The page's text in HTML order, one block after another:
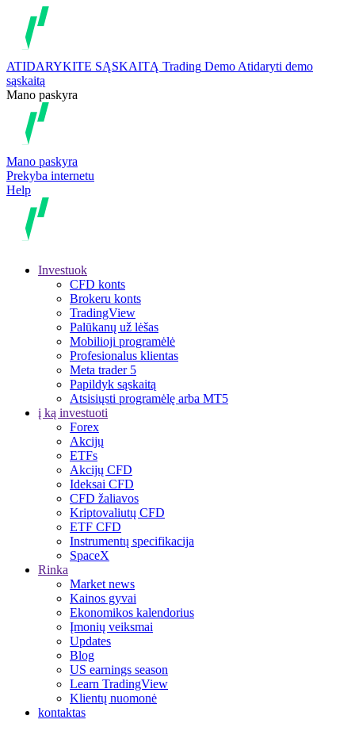
ATIDARYKITE SĄSKAITĄ Trading Demo Atidaryti demo
sąskaitą
Mano paskyra
Mano paskyra
Prekyba internetu
Help
Investuok
CFD konts
Brokeru konts
TradingView
Palūkanų už lėšas
Mobilioji programėlė
Profesionalus klientas
Meta trader 5
Papildyk sąskaitą
Atsisiųsti programėlę arba MT5
į ką investuoti
Forex
Akcijų
ETFs
Akcijų CFD
Ideksai CFD
CFD žaliavos
Kriptovaliutų CFD
ETF CFD
Instrumentų specifikacija
SpaceX
Rinka
Market news
Kainos gyvai
Ekonomikos kalendorius
Įmonių veiksmai
Updates
Blog
US earnings season
Learn TradingView
Klientų nuomonė
kontaktas